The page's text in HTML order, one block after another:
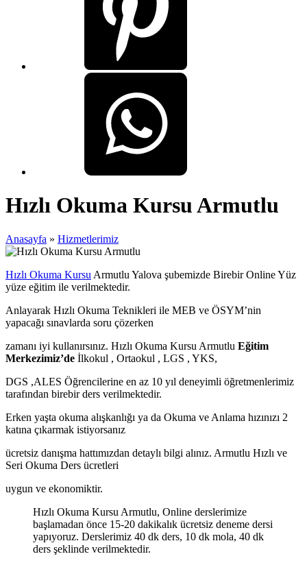
Hızlı Okuma Kursu Armutlu
Anasayfa » Hizmetlerimiz
Hızlı Okuma Kursu Armutlu Yalova şubemizde Birebir Online Yüz
yüze eğitim ile verilmektedir.
Anlayarak Hızlı Okuma Teknikleri ile MEB ve ÖSYM’nin
yapacağı sınavlarda soru çözerken
zamanı iyi kullanırsınız. Hızlı Okuma Kursu Armutlu Eğitim
Merkezimiz’de İlkokul , Ortaokul , LGS , YKS,
DGS ,ALES Öğrencilerine en az 10 yıl deneyimli öğretmenlerimiz
tarafından birebir ders verilmektedir.
Erken yaşta okuma alışkanlığı ya da Okuma ve Anlama hızınızı 2
katına çıkarmak istiyorsanız
ücretsiz danışma hattımızdan detaylı bilgi alınız. Armutlu Hızlı ve
Seri Okuma Ders ücretleri
uygun ve ekonomiktir.
Hızlı Okuma Kursu Armutlu, Online derslerimize
başlamadan önce 15-20 dakikalık ücretsiz deneme dersi
yapıyoruz. Derslerimiz 40 dk ders, 10 dk mola, 40 dk
ders şeklinde verilmektedir.